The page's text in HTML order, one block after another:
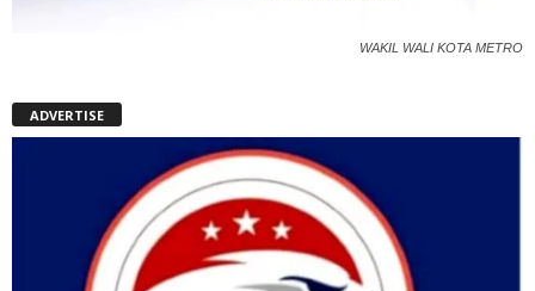
WAKIL WALI KOTA METRO
ADVERTISE